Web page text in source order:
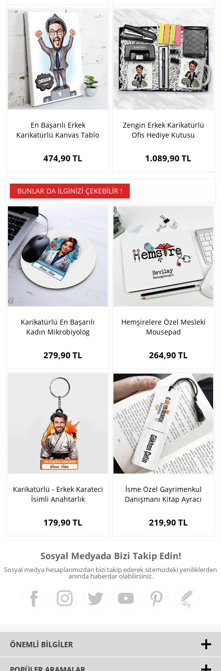
En Başarılı Erkek
Karikatürlü Kanvas Tablo
474,90 TL
Zengin Erkek Karikatürlü
Ofis Hediye Kutusu
1.089,90 TL
BUNLAR DA İLGINIZI ÇEKEBILIR !
Karikatürlü En Başarılı
Kadın Mikrobiyolog
279,90 TL
Hemşirelere Özel Mesleki
Mousepad
264,90 TL
Karikatürlü - Erkek Karateci
İsimli Anahtarlık
179,90 TL
İsme Özel Gayrimenkul
Danışmanı Kitap Ayracı
219,90 TL
Sosyal Medyada Bizi Takip Edin!
Sosyal medya hesaplarımızdan bizi takip ederek sitemizdeki yeniliklerden
anında haberdar olabilirsiniz.
ÖNEMLI BILGILER